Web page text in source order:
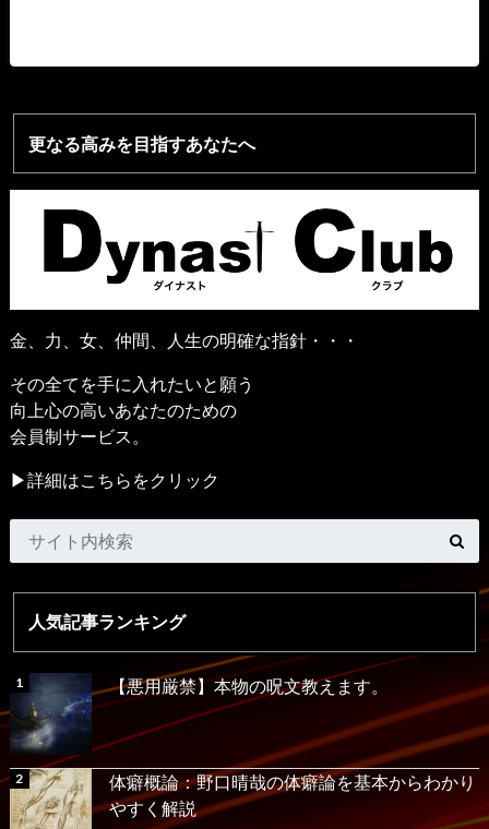
更なる高みを目指すあなたへ
金、力、女、仲間、人生の明確な指針・・・
その全てを手に入れたいと願う
向上心の高いあなたのための
会員制サービス。
▶詳細はこちらをクリック
人気記事ランキング
【悪用厳禁】本物の呪文教えます。
体癖概論：野口晴哉の体癖論を基本からわかり
やすく解説